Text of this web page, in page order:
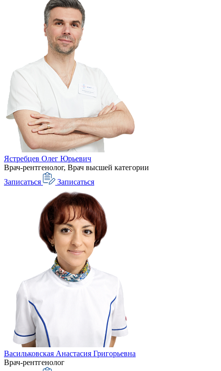
Ястребцев Олег Юрьевич
Врач-рентгенолог, Врач высшей категории
Записаться
Записаться
Васильковская Анастасия Григорьевна
Врач-рентгенолог